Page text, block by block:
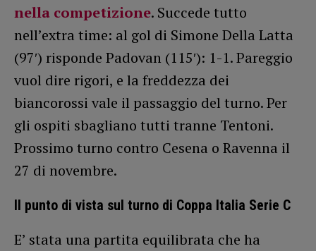
nella competizione. Succede tutto
nell’extra time: al gol di Simone Della Latta
(97′) risponde Padovan (115′): 1-1. Pareggio
vuol dire rigori, e la freddezza dei
biancorossi vale il passaggio del turno. Per
gli ospiti sbagliano tutti tranne Tentoni.
Prossimo turno contro Cesena o Ravenna il
27 di novembre.
Il punto di vista sul turno di Coppa Italia Serie C
E’ stata una partita equilibrata che ha